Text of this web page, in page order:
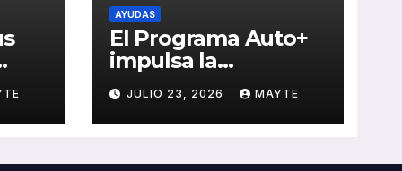
AYUDAS
El Programa Auto+
impulsa la
renovación de flotas
con ayudas a
vehículos eléctricos
JULIO 23, 2026 MAYTE